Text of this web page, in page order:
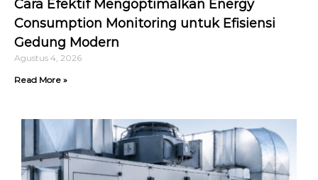
Cara Efektif Mengoptimalkan Energy
Consumption Monitoring untuk Efisiensi
Gedung Modern
Agustus 4, 2026
Read More »